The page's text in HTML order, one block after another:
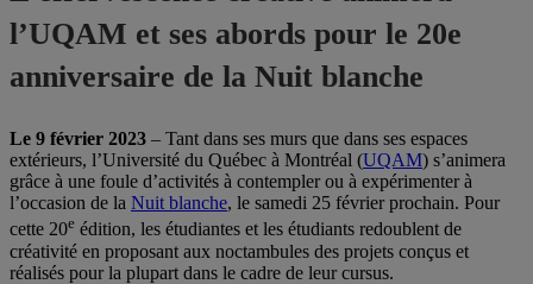
l’UQAM et ses abords pour le 20e
anniversaire de la Nuit blanche
Le 9 février 2023 – Tant dans ses murs que dans ses espaces
extérieurs, l’Université du Québec à Montréal (UQAM) s’animera
grâce à une foule d’activités à contempler ou à expérimenter à
l’occasion de la Nuit blanche, le samedi 25 février prochain. Pour
cette 20e édition, les étudiantes et les étudiants redoublent de
créativité en proposant aux noctambules des projets conçus et
réalisés pour la plupart dans le cadre de leur cursus.